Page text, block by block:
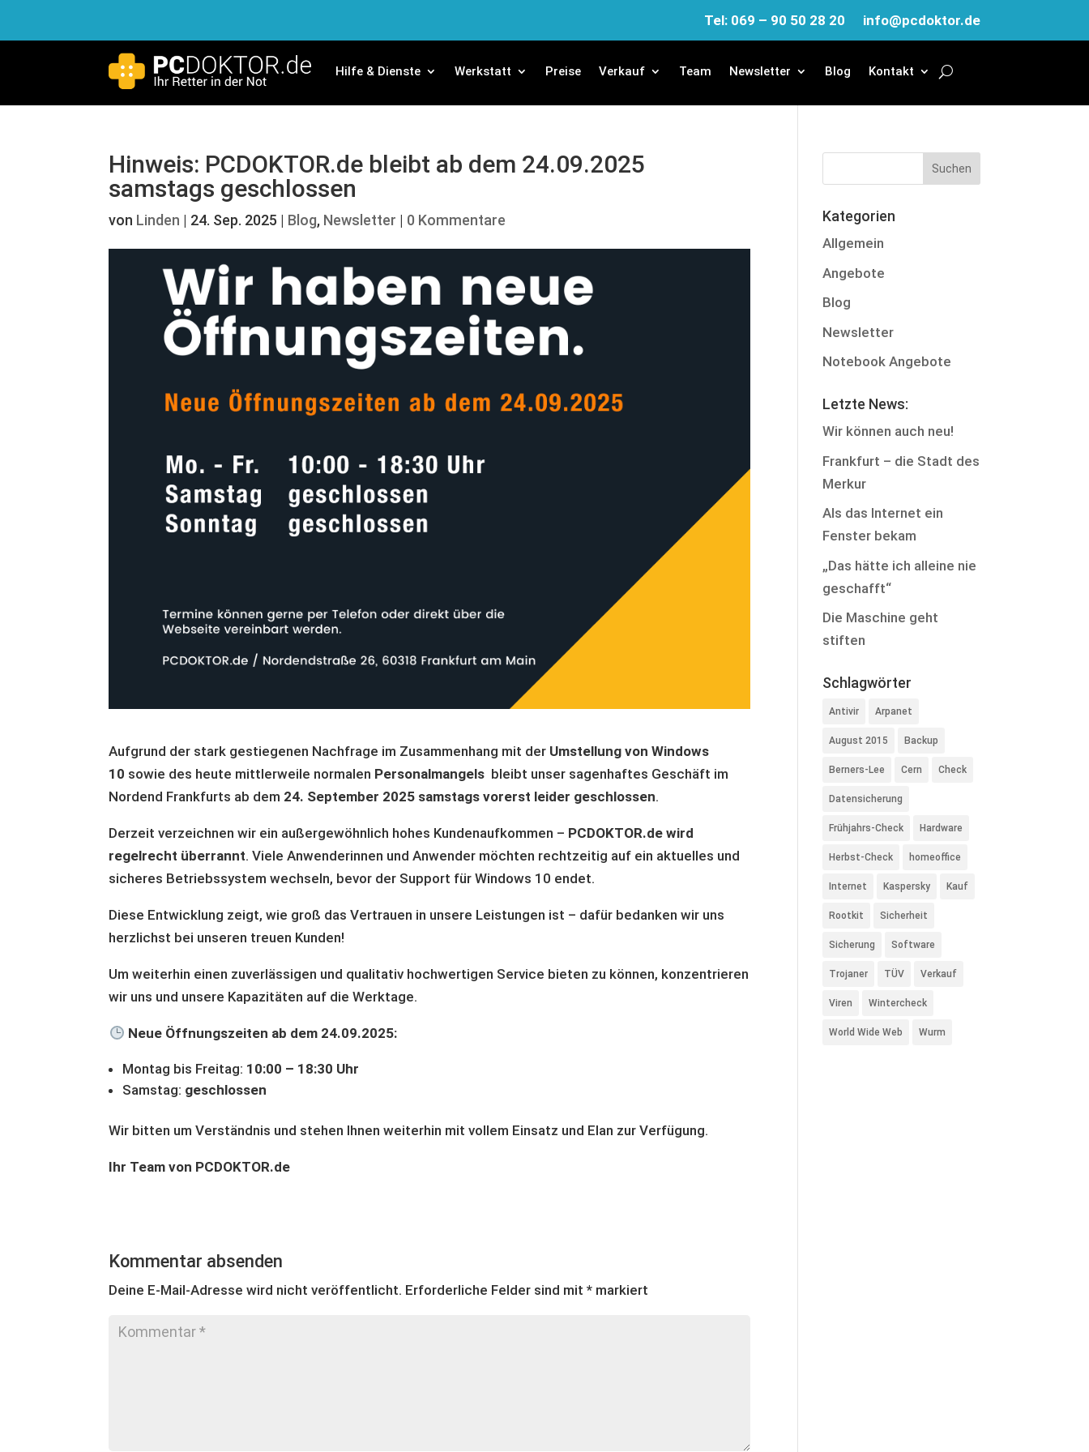
Tel: 069 – 90 50 28 20 info@pcdoktor.de
Hilfe & Dienste Werkstatt Preise Verkauf Team Newsletter Blog Kontakt
Hinweis: PCDOKTOR.de bleibt ab dem 24.09.2025
samstags geschlossen
von Linden | 24. Sep. 2025 | Blog, Newsletter | 0 Kommentare
Aufgrund der stark gestiegenen Nachfrage im Zusammenhang mit der Umstellung von Windows
10 sowie des heute mittlerweile normalen Personalmangels bleibt unser sagenhaftes Geschäft im
Nordend Frankfurts ab dem 24. September 2025 samstags vorerst leider geschlossen.
Derzeit verzeichnen wir ein außergewöhnlich hohes Kundenaufkommen – PCDOKTOR.de wird
regelrecht überrannt. Viele Anwenderinnen und Anwender möchten rechtzeitig auf ein aktuelles und
sicheres Betriebssystem wechseln, bevor der Support für Windows 10 endet.
Diese Entwicklung zeigt, wie groß das Vertrauen in unsere Leistungen ist – dafür bedanken wir uns
herzlichst bei unseren treuen Kunden!
Um weiterhin einen zuverlässigen und qualitativ hochwertigen Service bieten zu können, konzentrieren
wir uns und unsere Kapazitäten auf die Werktage.
Neue Öffnungszeiten ab dem 24.09.2025:
Montag bis Freitag: 10:00 – 18:30 Uhr
Samstag: geschlossen
Wir bitten um Verständnis und stehen Ihnen weiterhin mit vollem Einsatz und Elan zur Verfügung.
Ihr Team von PCDOKTOR.de
Kommentar absenden
Deine E-Mail-Adresse wird nicht veröffentlicht. Erforderliche Felder sind mit* markiert
Kategorien
Allgemein
Angebote
Blog
Newsletter
Notebook Angebote
Letzte News:
Wir können auch neu!
Frankfurt – die Stadt des
Merkur
Als das Internet ein
Fenster bekam
„Das hätte ich alleine nie
geschafft“
Die Maschine geht
stiften
Schlagwörter
Antivir Arpanet
August 2015 Backup
Berners-Lee Cern Check
Datensicherung
Frühjahrs-Check Hardware
Herbst-Check homeoffice
Internet Kaspersky Kauf
Rootkit Sicherheit
Sicherung Software
Trojaner TÜV Verkauf
Viren Wintercheck
World Wide Web Wurm